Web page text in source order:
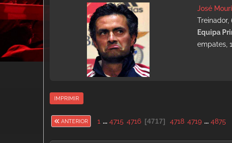
José
Treinador,
Equipa
empates,
IMPRIMIR
ANTERIOR 1 ... 4715 4716 4717 4718 4719 ... 4875